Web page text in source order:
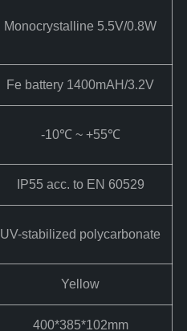
Monocrystalline 5.5V/0.8W
Fe battery 1400mAH/3.2V
-10℃ ~ +55℃
IP55 acc. to EN 60529
UV-stabilized polycarbonate
Yellow
400*385*102mm